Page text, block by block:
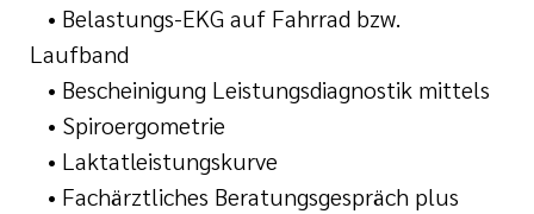
• Belastungs-EKG auf Fahrrad bzw.
Laufband
• Bescheinigung Leistungsdiagnostik mittels
• Spiroergometrie
• Laktatleistungskurve
• Fachärztliches Beratungsgespräch plus